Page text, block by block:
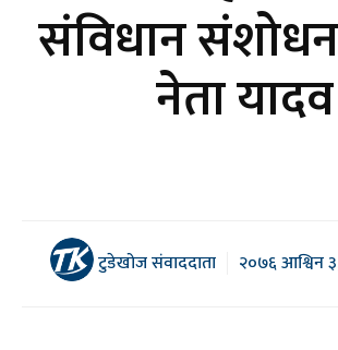
संविधान
नेता यादव
टुडेखोज संवाददाता २०७६ आश्विन